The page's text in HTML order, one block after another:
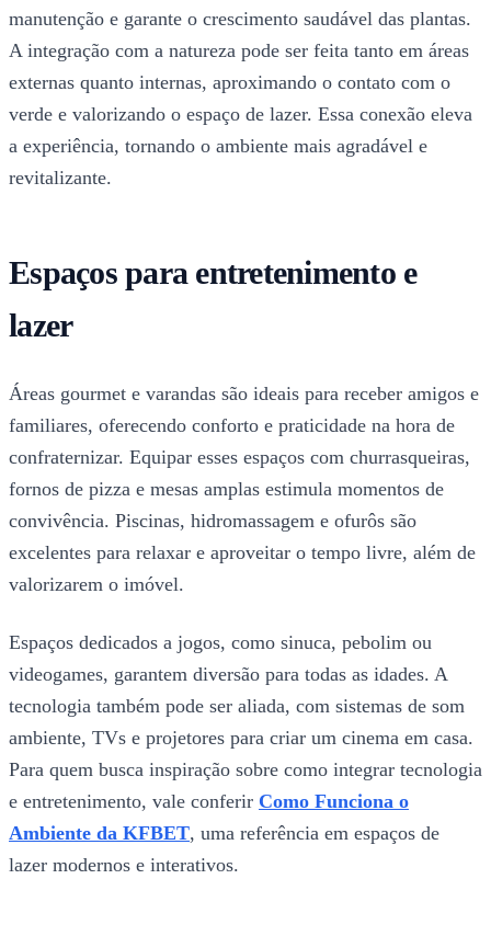
manutenção e garante o crescimento saudável das plantas.
A integração com a natureza pode ser feita tanto em áreas
externas quanto internas, aproximando o contato com o
verde e valorizando o espaço de lazer. Essa conexão eleva
a experiência, tornando o ambiente mais agradável e
revitalizante.
Espaços para entretenimento e
lazer
Áreas gourmet e varandas são ideais para receber amigos e
familiares, oferecendo conforto e praticidade na hora de
confraternizar. Equipar esses espaços com churrasqueiras,
fornos de pizza e mesas amplas estimula momentos de
convivência. Piscinas, hidromassagem e ofurôs são
excelentes para relaxar e aproveitar o tempo livre, além de
valorizarem o imóvel.
Espaços dedicados a jogos, como sinuca, pebolim ou
videogames, garantem diversão para todas as idades. A
tecnologia também pode ser aliada, com sistemas de som
ambiente, TVs e projetores para criar um cinema em casa.
Para quem busca inspiração sobre como integrar tecnologia
e entretenimento, vale conferir Como Funciona o
Ambiente da KFBET, uma referência em espaços de
lazer modernos e interativos.